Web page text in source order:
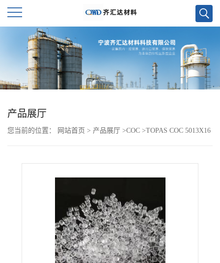
首
页
公
产品展厅
您当前的位置： 网站首页 > 产品展厅 >COC >TOPAS COC 5013X16